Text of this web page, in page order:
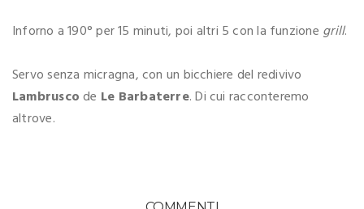
Inforno a 190° per 15 minuti, poi altri 5 con la funzione grill.
Servo senza micragna, con un bicchiere del redivivo
Lambruscode Le Barbaterre. Di cui racconteremo
altrove.